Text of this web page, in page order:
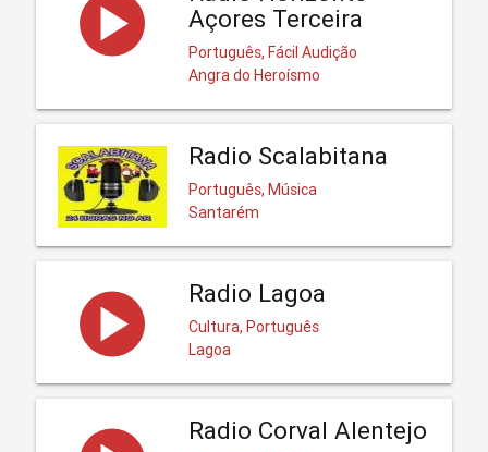
Açores Terceira
Português, Fácil Audição
Angra do Heroísmo
Radio Scalabitana
Português, Música
Santarém
Radio Lagoa
Cultura, Português
Lagoa
Radio Corval Alentejo